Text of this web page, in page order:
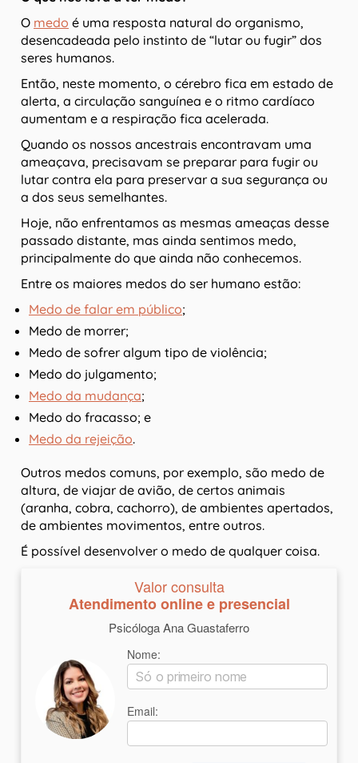
O medo é uma resposta natural do organismo,
desencadeada pelo instinto de “lutar ou fugir” dos
seres humanos.
Então, neste momento, o cérebro fica em estado de
alerta, a circulação sanguínea e o ritmo cardíaco
aumentam e a respiração fica acelerada.
Quando os nossos ancestrais encontravam uma
ameaçava, precisavam se preparar para fugir ou
lutar contra ela para preservar a sua segurança ou
a dos seus semelhantes.
Hoje, não enfrentamos as mesmas ameaças desse
passado distante, mas ainda sentimos medo,
principalmente do que ainda não conhecemos.
Entre os maiores medos do ser humano estão:
Medo de falar em público;
Medo de morrer;
Medo de sofrer algum tipo de violência;
Medo do julgamento;
Medo da mudança;
Medo do fracasso; e
Medo da rejeição.
Outros medos comuns, por exemplo, são medo de
altura, de viajar de avião, de certos animais
(aranha, cobra, cachorro), de ambientes apertados,
de ambientes movimentos, entre outros.
É possível desenvolver o medo de qualquer coisa.
Valor consulta
Atendimento online e presencial
Psicóloga Ana Guastaferro
Nome:
Email: